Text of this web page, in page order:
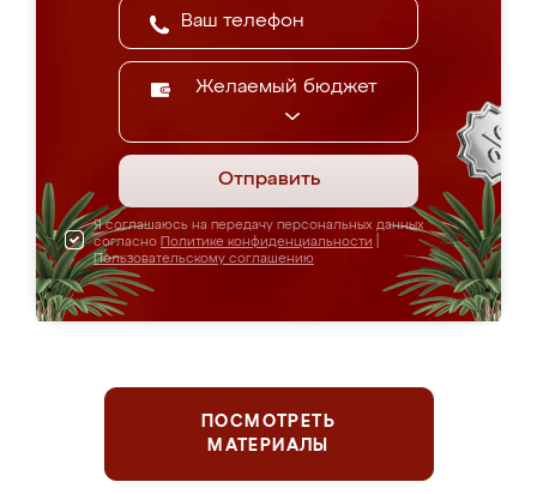
Желаемый бюджет
Отправить
Я соглашаюсь на передачу персональных данных
согласно Политике конфиденциальности
Пользовательскому соглашению
ПОСМОТРЕТЬ
МАТЕРИАЛЫ